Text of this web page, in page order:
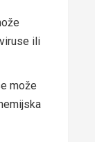
ili
može